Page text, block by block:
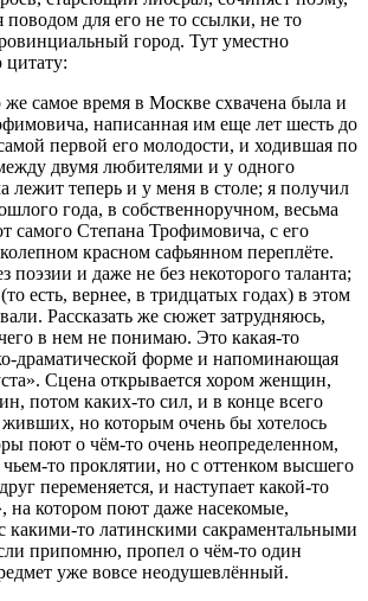
поводом для его не то ссылки, не то
город. Тут уместно
самое время в Москве схвачена была и
написанная им еще лет шесть до
первой его молодости, и ходившая по
двумя любителями и у одного
лежит теперь и у меня в столе; я получил
года, в собственноручном, весьма
самого Степана Трофимовича, с его
красном сафьянном переплёте.
поэзии и даже не без некоторого таланта;
есть, вернее, в тридцатых годах) в этом
Рассказать же сюжет затрудняюсь,
в нем не понимаю. Это какая-то
драматической форме и напоминающая
Сцена открывается хором женщин,
потом каких-то сил, и в конце всего
но которым очень бы хотелось
поют о чём-то очень неопределенном,
то проклятии, но с оттенком высшего
переменяется, и наступает какой-то
на котором поют даже насекомые,
с какими-то латинскими сакраментальными
припомню, пропел о чём-то один
уже вовсе неодушевлённый.